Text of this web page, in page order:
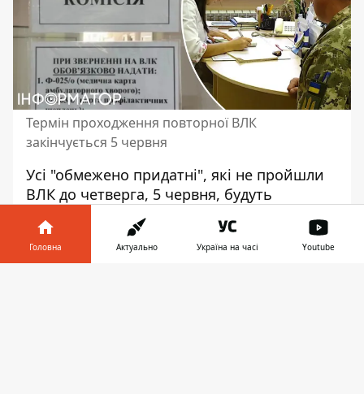
Термін проходження повторної ВЛК
закінчується 5 червня
Усі "обмежено придатні", які не пройшли
ВЛК до четверга, 5 червня, будуть
вважатися такими, що порушили правила
військового обліку в особливий період.
Водночас усі ті, хто розпочали цей процес,
Головна Актуально Україна на часі Youtube